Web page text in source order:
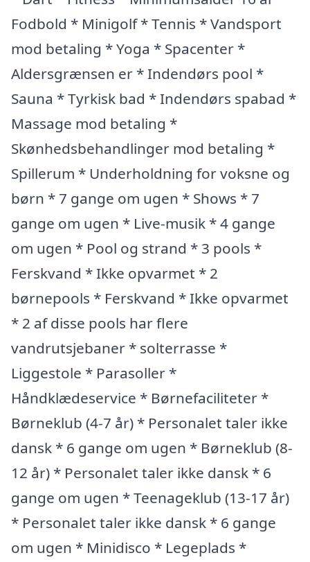
Fodbold * Minigolf * Tennis * Vandsport
mod betaling * Yoga * Spacenter *
Aldersgrænsen er * Indendørs pool *
Sauna * Tyrkisk bad * Indendørs spabad *
Massage mod betaling *
Skønhedsbehandlinger mod betaling *
Spillerum * Underholdning for voksne og
børn * 7 gange om ugen * Shows * 7
gange om ugen * Live-musik * 4 gange
om ugen * Pool og strand * 3 pools *
Ferskvand * Ikke opvarmet * 2
børnepools * Ferskvand * Ikke opvarmet
* 2 af disse pools har flere
vandrutsjebaner * solterrasse *
Liggestole * Parasoller *
Håndklædeservice * Børnefaciliteter *
Børneklub (4-7 år) * Personalet taler ikke
dansk * 6 gange om ugen * Børneklub (8-
12 år) * Personalet taler ikke dansk * 6
gange om ugen * Teenageklub (13-17 år)
* Personalet taler ikke dansk * 6 gange
om ugen * Minidisco * Legeplads *